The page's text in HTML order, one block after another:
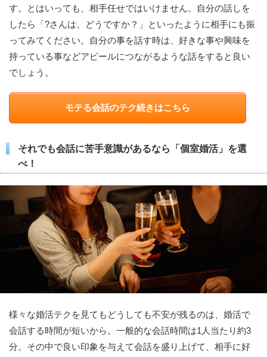
す。とはいっても、相手任せではいけません。自分の話しを
したら「?さんは、どうですか？」といったように相手にも振
ってみてください。自分の事を話す時は、好きな事や興味を
持っている事などアピールにつながるような話をすると良い
でしょう。
モテる会話のテク続きはこちら
それでも会話に苦手意識があるなら「個室婚活」を選
べ！
様々な婚活テクを見てもどうしても不安が残るのは、婚活で
会話する時間が短いから。一般的な会話時間は1人当たり約3
分。その中で良い印象を与えて会話を盛り上げて、相手に好